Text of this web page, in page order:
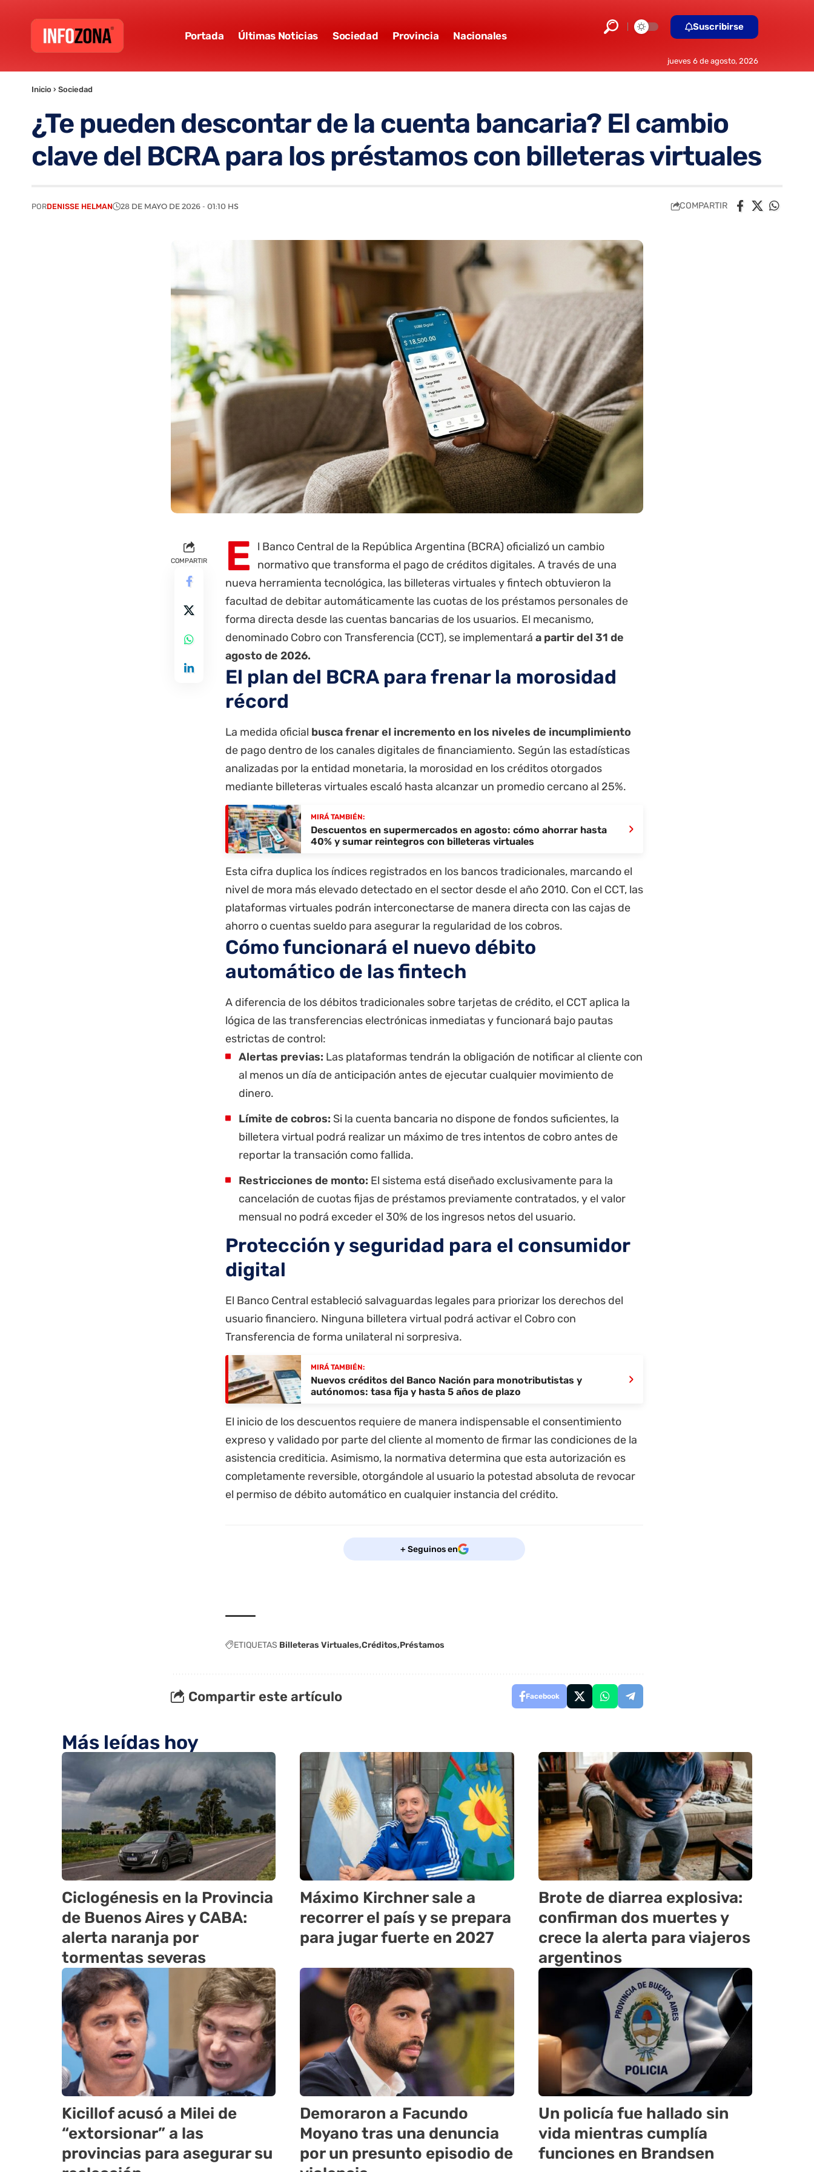
Portada Últimas Noticias Sociedad Provincia Nacionales
Suscribirse
jueves 6 de agosto, 2026
Inicio › Sociedad
¿Te pueden descontar de la cuenta bancaria? El cambio
clave del BCRA para los préstamos con billeteras virtuales
PORDENISSE HELMAN 28 DE MAYO DE 2026 - 01:10 HS COMPARTIR
COMPARTIR E
l Banco Central de la República Argentina (BCRA) oficializó un cambio
normativo que transforma el pago de créditos digitales. A través de una
nueva herramienta tecnológica, las billeteras virtuales y fintech obtuvieron la
facultad de debitar automáticamente las cuotas de los préstamos personales de
forma directa desde las cuentas bancarias de los usuarios. El mecanismo,
denominado Cobro con Transferencia (CCT), se implementará a partir del 31 de
agosto de 2026.
El plan del BCRA para frenar la morosidad
récord
La medida oficial busca frenar el incremento en los niveles de incumplimiento
de pago dentro de los canales digitales de financiamiento. Según las estadísticas
analizadas por la entidad monetaria, la morosidad en los créditos otorgados
mediante billeteras virtuales escaló hasta alcanzar un promedio cercano al 25%.
MIRÁ TAMBIÉN:
Descuentos en supermercados en agosto: cómo ahorrar hasta
40% y sumar reintegros con billeteras virtuales
›
Esta cifra duplica los índices registrados en los bancos tradicionales, marcando el
nivel de mora más elevado detectado en el sector desde el año 2010. Con el CCT, las
plataformas virtuales podrán interconectarse de manera directa con las cajas de
ahorro o cuentas sueldo para asegurar la regularidad de los cobros.
Cómo funcionará el nuevo débito
automático de las fintech
A diferencia de los débitos tradicionales sobre tarjetas de crédito, el CCT aplica la
lógica de las transferencias electrónicas inmediatas y funcionará bajo pautas
estrictas de control:
Alertas previas: Las plataformas tendrán la obligación de notificar al cliente con
al menos un día de anticipación antes de ejecutar cualquier movimiento de
dinero.
Límite de cobros: Si la cuenta bancaria no dispone de fondos suficientes, la
billetera virtual podrá realizar un máximo de tres intentos de cobro antes de
reportar la transación como fallida.
Restricciones de monto: El sistema está diseñado exclusivamente para la
cancelación de cuotas fijas de préstamos previamente contratados, y el valor
mensual no podrá exceder el 30% de los ingresos netos del usuario.
Protección y seguridad para el consumidor
digital
El Banco Central estableció salvaguardas legales para priorizar los derechos del
usuario financiero. Ninguna billetera virtual podrá activar el Cobro con
Transferencia de forma unilateral ni sorpresiva.
MIRÁ TAMBIÉN:
Nuevos créditos del Banco Nación para monotributistas y
autónomos: tasa fija y hasta 5 años de plazo
›
El inicio de los descuentos requiere de manera indispensable el consentimiento
expreso y validado por parte del cliente al momento de firmar las condiciones de la
asistencia crediticia. Asimismo, la normativa determina que esta autorización es
completamente reversible, otorgándole al usuario la potestad absoluta de revocar
el permiso de débito automático en cualquier instancia del crédito.
+ Seguinos en
ETIQUETAS Billeteras Virtuales Créditos Préstamos
Compartir este artículo Facebook
Más leídas hoy
Ciclogénesis en la Provincia
de Buenos Aires y CABA:
alerta naranja por
tormentas severas
Máximo Kirchner sale a
recorrer el país y se prepara
para jugar fuerte en 2027
Brote de diarrea explosiva:
confirman dos muertes y
crece la alerta para viajeros
argentinos
Kicillof acusó a Milei de
“extorsionar” a las
provincias para asegurar su
Demoraron a Facundo
Moyano tras una denuncia
por un presunto episodio de
Un policía fue hallado sin
vida mientras cumplía
funciones en Brandsen